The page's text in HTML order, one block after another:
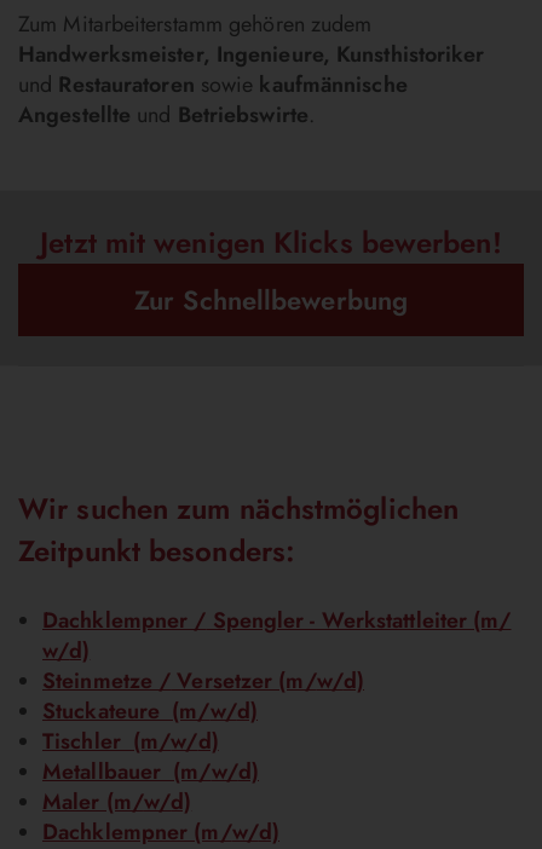
Zum Mitarbeiterstamm gehören zudem
Handwerksmeister, Ingenieure, Kunsthistoriker
und Restauratoren sowie kaufmännische
Angestellte und Betriebswirte.
Jetzt mit wenigen Klicks bewerben!
Zur Schnellbewerbung
Wir suchen zum nächstmöglichen
Zeitpunkt besonders:
Dachklempner / Spengler - Werkstattleiter (m/
w/d)
Steinmetze / Versetzer (m/w/d)
Stuckateure (m/w/d)
Tischler (m/w/d)
Metallbauer (m/w/d)
Maler (m/w/d)
Dachklempner (m/w/d)